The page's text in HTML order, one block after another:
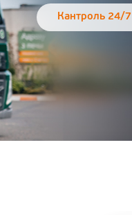
Кантроль 24/7